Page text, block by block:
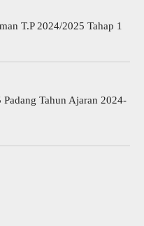
T.P 2024/2025 Tahap 1
Tahun Ajaran 2024-